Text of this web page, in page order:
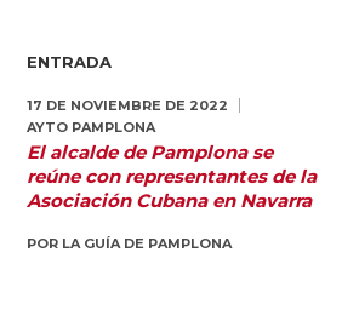
ENTRADA
17 DE NOVIEMBRE DE 2022
AYTO PAMPLONA
El alcalde de Pamplona se
reúne con representantes de la
Asociación Cubana en Navarra
POR LA GUÍA DE PAMPLONA